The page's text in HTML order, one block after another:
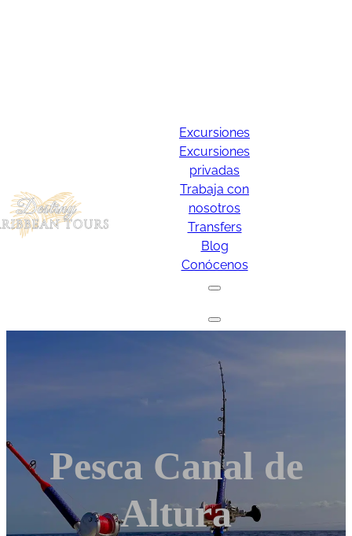
Excursiones
Excursiones
privadas
Trabaja con
nosotros
Transfers
Blog
Conócenos
Pesca Canal de
Altura